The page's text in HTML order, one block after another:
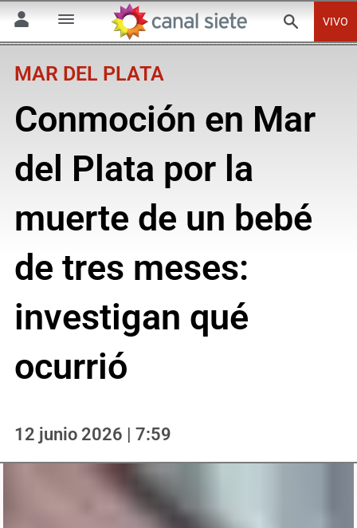
VIVO
MAR DEL PLATA
Conmoción en Mar
del Plata por la
muerte de un bebé
de tres meses:
investigan qué
ocurrió
12 junio 2026 | 7:59